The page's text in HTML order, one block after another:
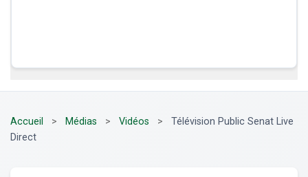
Accueil > Médias > Vidéos >
Télévision Public Senat Live
Direct